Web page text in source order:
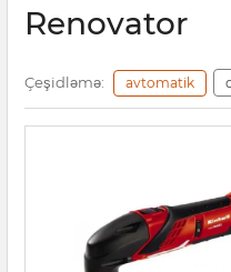
Renovator
Çeşidləmə: avtomatik